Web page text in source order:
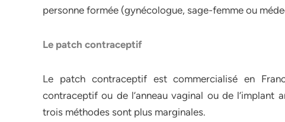
personne formée (gynécologue, sage-femme ou
Le patch contraceptif
Le patch contraceptif est commercialisé en
contraceptif ou de l’anneau vaginal ou de l’implant
trois méthodes sont plus marginales.